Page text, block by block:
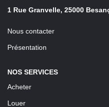
Confiez-Nous La
1 Rue Granvelle, 25000
Nous contacter
Présentation
NOS SERVICES
Acheter
Louer